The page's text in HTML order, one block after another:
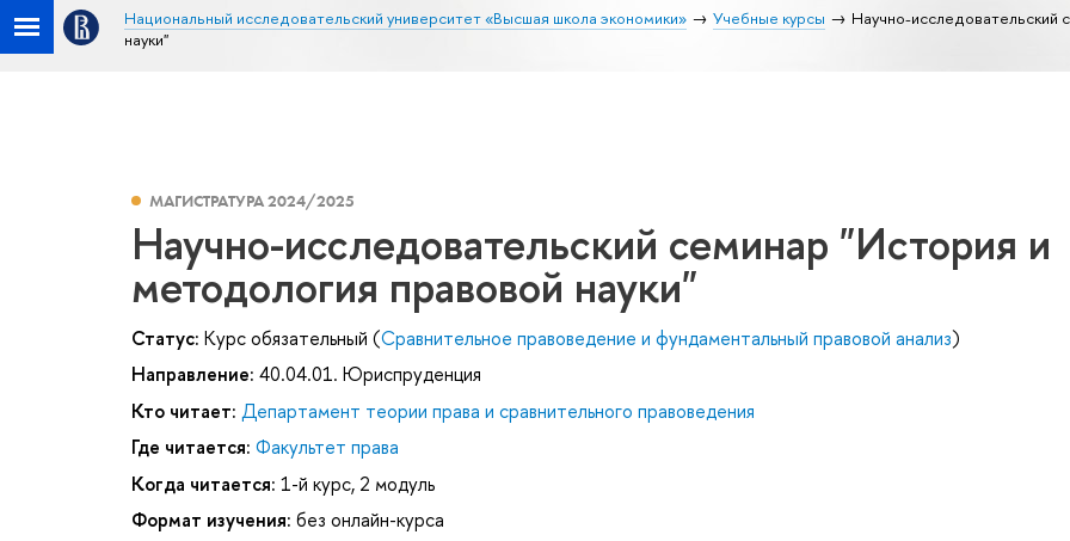
Национальный исследовательский университет «Высшая школа экономики» Учебные курсы
Научно-исследовательский
науки"
МАГИСТРАТУРА 2024/2025
Научно-исследовательский семинар "История и
методология правовой науки"
Статус: Курс обязательный (Сравнительное правоведение и фундаментальный правовой анализ)
Направление: 40.04.01. Юриспруденция
Кто читает: Департамент теории права и сравнительного правоведения
Где читается: Факультет права
Когда читается: 1-й курс, 2 модуль
Формат изучения: без онлайн-курса